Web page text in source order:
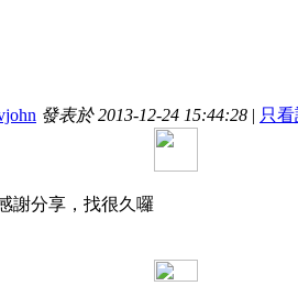
發表於 2013-12-24 15:44:28 | 只
謝分享，找很久囉